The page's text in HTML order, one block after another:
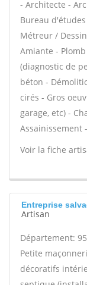
- Architecte -
Bureau
Métreur /
Amiante -
(diagnostic de
béton -
cirés - Gros
garage, etc) -
Assainissement -
Voir la fiche
Entreprise
Artisan
Département: 95
Petite
décoratifs